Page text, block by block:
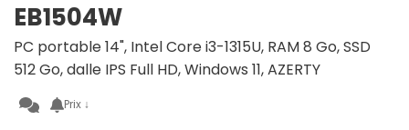
EB1504W
PC portable 14", Intel Core i3-1315U, RAM 8 Go, SSD
512 Go, dalle IPS Full HD, Windows 11, AZERTY
Prix ↓